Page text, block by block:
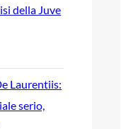
della Juve
Laurentiis:
serio,